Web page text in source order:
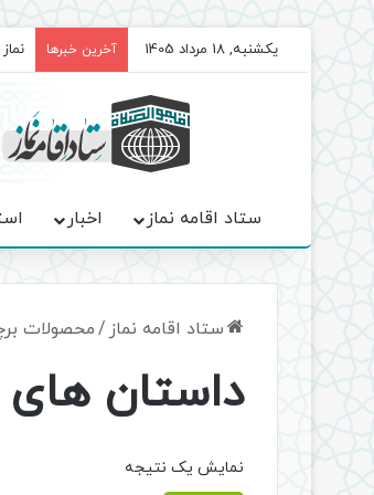
یکشنبه, 18 مرداد 1405 آخرین خبرها
ستاد اقامه نماز اخبار
ستاد اقامه نماز /محصولات
داستان های
نمایش یک نتیجه